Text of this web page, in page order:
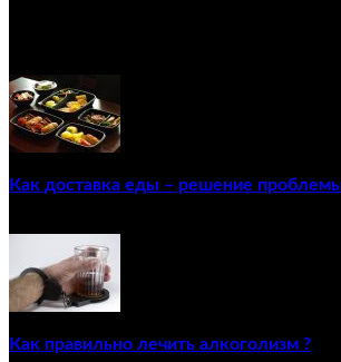
Как доставка еды – решение
Как правильно лечить алкоголизм ?